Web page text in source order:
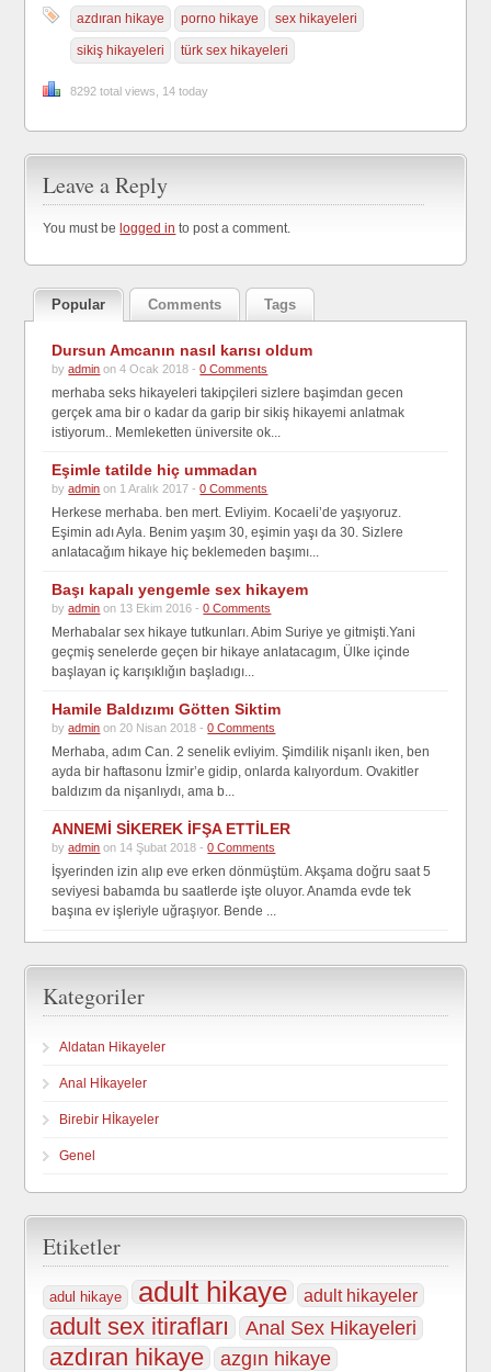
azdıran hikaye porno hikaye sex hikayeleri
sikiş hikayeleri türk sex hikayeleri
8292 total views, 14 today
Leave a Reply
You must be logged in to post a comment.
Popular Comments Tags
Dursun Amcanın nasıl karısı oldum
byadmin on 4 Ocak 2018 -0 Comments
merhaba seks hikayeleri takipçileri sizlere başimdan gecen
gerçek ama bir o kadar da garip bir sikiş hikayemi anlatmak
istiyorum.. Memleketten üniversite ok...
Eşimle tatilde hiç ummadan
byadmin on 1 Aralık 2017 -0 Comments
Herkese merhaba. ben mert. Evliyim. Kocaeli’de yaşıyoruz.
Eşimin adı Ayla. Benim yaşım 30, eşimin yaşı da 30. Sizlere
anlatacağım hikaye hiç beklemeden başımı...
Başı kapalı yengemle sex hikayem
byadmin on 13 Ekim 2016 -0 Comments
Merhabalar sex hikaye tutkunları. Abim Suriye ye gitmişti.Yani
geçmiş senelerde geçen bir hikaye anlatacagım, Ülke içinde
başlayan iç karışıklığın başladıgı...
Hamile Baldızımı Götten Siktim
byadmin on 20 Nisan 2018 -0 Comments
Merhaba, adım Can. 2 senelik evliyim. Şimdilik nişanlı iken, ben
ayda bir haftasonu İzmir’e gidip, onlarda kalıyordum. Ovakitler
baldızım da nişanlıydı, ama b...
ANNEMİ SİKEREK İFŞA ETTİLER
byadmin on 14 Şubat 2018 -0 Comments
İşyerinden izin alıp eve erken dönmüştüm. Akşama doğru saat 5
seviyesi babamda bu saatlerde işte oluyor. Anamda evde tek
başına ev işleriyle uğraşıyor. Bende ...
Kategoriler
Aldatan Hikayeler
Anal Hİkayeler
Birebir Hİkayeler
Genel
Etiketler
adul hikaye adult hikaye adult hikayeler
adult sex itirafları Anal Sex Hikayeleri
azdıran hikaye azgın hikaye